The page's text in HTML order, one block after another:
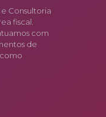
Consultoria
fiscal.
com
de